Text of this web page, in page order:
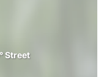
Street